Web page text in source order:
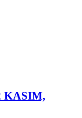
KASIM,